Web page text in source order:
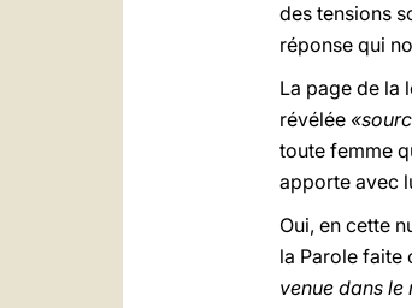
des tensions
réponse qui
La page de la
révélée
toute femme
apporte avec
Oui, en cette
la Parole faite
venue dans